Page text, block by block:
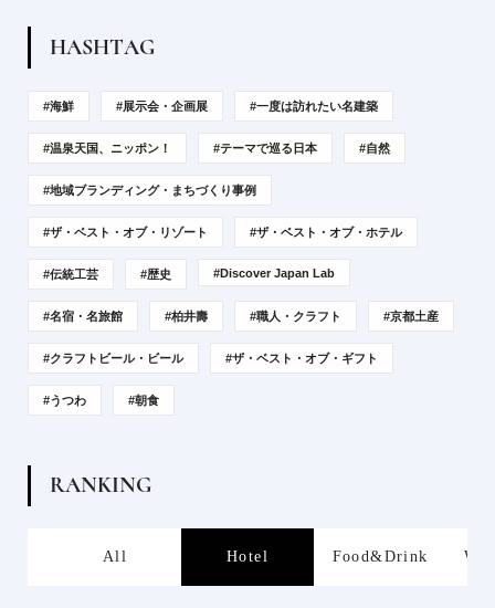
HASHTAG
#海鮮 #展示会・企画展 #一度は訪れたい名建築
#温泉天国、ニッポン！ #テーマで巡る日本 #自然
#地域ブランディング・まちづくり事例
#ザ・ベスト・オブ・リゾート #ザ・ベスト・オブ・ホテル
#伝統工芸 #歴史 #Discover Japan Lab
#名宿・名旅館 #柏井壽 #職人・クラフト #京都土産
#クラフトビール・ビール #ザ・ベスト・オブ・ギフト
#うつわ #朝食
RANKING
All Hotel Food&Drink